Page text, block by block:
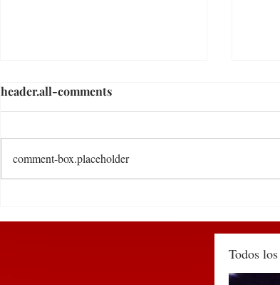
Huauchinango por tirar
de
header.all-comments
comment-box.placeholder
Todos